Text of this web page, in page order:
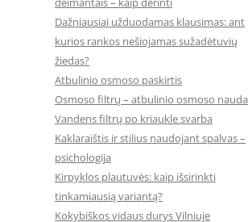
Dažniausiai užduodamas klausimas: ant
kurios rankos nešiojamas sužadėtuvių
žiedas?
Atbulinio osmoso paskirtis
Osmoso filtrų – atbulinio osmoso nauda
Vandens filtrų po kriaukle svarba
Kaklaraištis ir stilius naudojant spalvas –
psichologija
Kirpyklos plautuvės: kaip išsirinkti
tinkamiausią variantą?
Kokybiškos vidaus durys Vilniuje